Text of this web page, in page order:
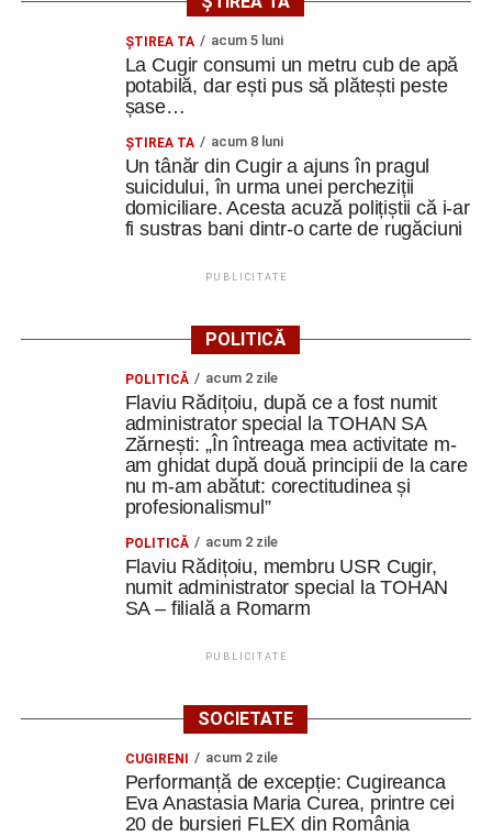
preferată pe Google
Ultimele știri din Cugir
Efectele crizei energetice ajung și la Cugir:
iluminatul public va fi redus pe timpul nopții
„Roș-albaștrii”, eliminare din Cupa României:
Metalurgistul Cugir – Jiul Petroșani 0-1 (0-0)
Polițiștii din Cugir le-au oferit sfaturi de siguranță
WhatsApp
ȘTIREA TA acum 5 luni
La Cugir consumi un metru cub de apă
potabilă, dar ești pus să plătești peste
șase…
ȘTIREA TA acum 8 luni
Un tânăr din Cugir a ajuns în pragul
suicidului, în urma unei percheziții
domiciliare. Acesta acuză polițiștii că i-ar
fi sustras bani dintr-o carte de rugăciuni
PUBLICITATE
POLITICĂ
POLITICĂ acum 2 zile
Flaviu Rădițoiu, după ce a fost numit
administrator special la TOHAN SA
Zărnești: „În întreaga mea activitate m-
am ghidat după două principii de la care
nu m-am abătut: corectitudinea și
profesionalismul”
POLITICĂ acum 2 zile
Flaviu Rădițoiu, membru USR Cugir,
numit administrator special la TOHAN
SA – filială a Romarm
PUBLICITATE
SOCIETATE
CUGIRENI acum 2 zile
Performanță de excepție: Cugireanca
Eva Anastasia Maria Curea, printre cei
20 de bursieri FLEX din România